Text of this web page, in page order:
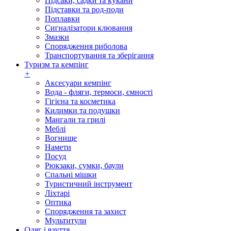
Підставки та род-поди
Поплавки
Сигналізатори клювання
Змазки
Спорядження риболова
Транспортування та зберігання
Туризм та кемпінг
+
Аксесуари кемпінг
Вода - фляги, термоси, ємності
Гігієна та косметика
Килимки та подушки
Мангали та грилі
Меблі
Вогнище
Намети
Посуд
Рюкзаки, сумки, баули
Спальні мішки
Туристичний інструмент
Ліхтарі
Оптика
Спорядження та захист
Мультитули